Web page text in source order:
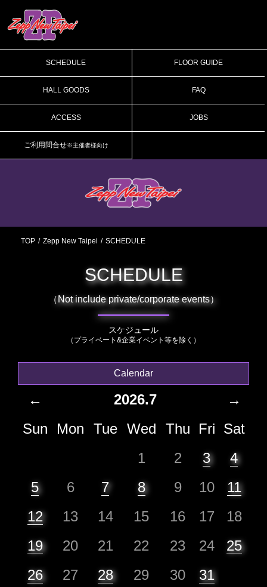
SCHEDULE FLOOR GUIDE
HALL GOODS FAQ
ACCESS JOBS
ご利用問合せ※主催者様向け
TOP Zepp New Taipei SCHEDULE
SCHEDULE
（Not include private/corporate events）
スケジュール
（プライベート&企業イベント等を除く）
Calendar
← 2026.7
→
Sun
Mon Tue Wed Thu Fri Sat
1
2 3
4
5
6 7 8 9 10
11
12
13 14 15 16 17
18
19
20 21 22 23 24
25
26
27 28 29 30 31